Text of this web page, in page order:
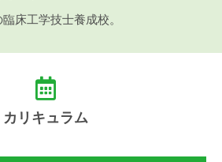
床工学技士養成校。
カリキュラム